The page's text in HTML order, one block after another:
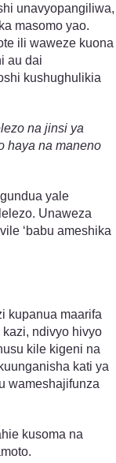
unavyopangiliwa,
masomo yao.
ili waweze kuona
au dai
kushughulikia
na jinsi ya
haya na maneno
yale
Unaweza
‘babu ameshika
kupanua maarifa
ndivyo hivyo
kile kigeni na
kati ya
wameshajifunza
kusoma na